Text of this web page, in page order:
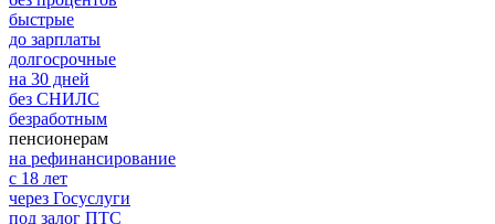
быстрые
до зарплаты
долгосрочные
на 30 дней
без СНИЛС
безработным
пенсионерам
на рефинансирование
с 18 лет
через Госуслуги
под залог ПТС